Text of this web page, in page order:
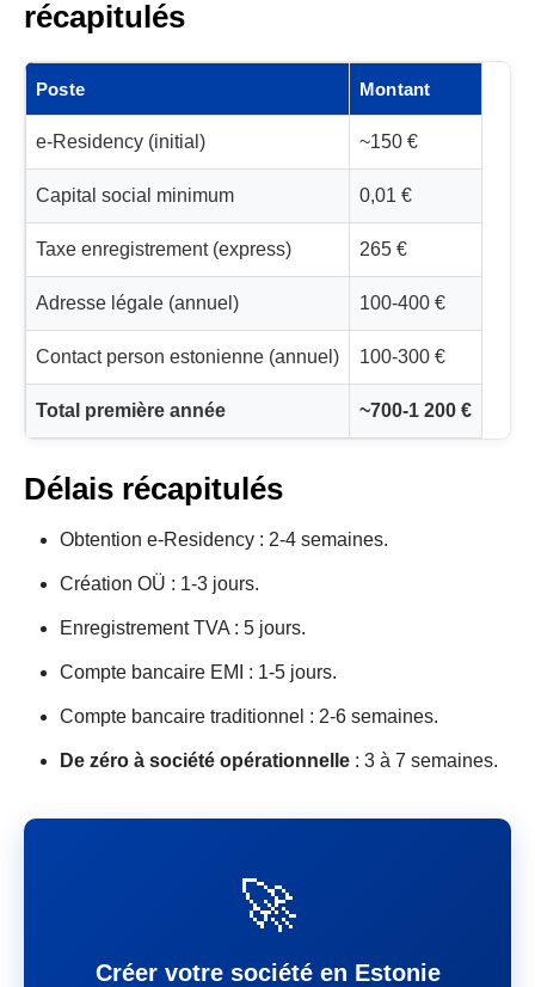
récapitulés
Poste Montant
e-Residency (initial) ~150 €
Capital social minimum 0,01 €
Taxe enregistrement (express) 265 €
Adresse légale (annuel) 100-400 €
Contact person estonienne (annuel) 100-300 €
Total première année ~700-1 200 €
Délais récapitulés
Obtention e-Residency : 2-4 semaines.
Création OÜ : 1-3 jours.
Enregistrement TVA : 5 jours.
Compte bancaire EMI : 1-5 jours.
Compte bancaire traditionnel : 2-6 semaines.
De zéro à société opérationnelle : 3 à 7 semaines.
🚀
Créer votre société en Estonie